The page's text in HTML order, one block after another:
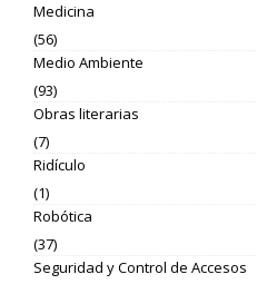
Medicina
(56)
Medio Ambiente
(93)
Obras literarias
(7)
Ridículo
(1)
Robótica
(37)
Seguridad y Control de Accesos